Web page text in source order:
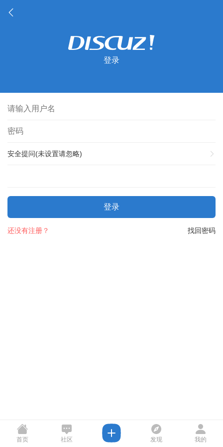
登录
安全提问(未设置请忽略)
登录
找回密码
还没有注册？
首页 社区 发现 我的